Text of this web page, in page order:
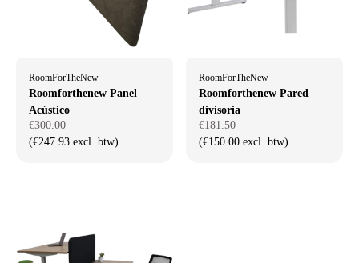
RoomForTheNew
Roomforthenew Panel
Acústico
€300.00
(€247.93 excl. btw)
RoomForTheNew
Roomforthenew Pared
divisoria
€181.50
(€150.00 excl. btw)